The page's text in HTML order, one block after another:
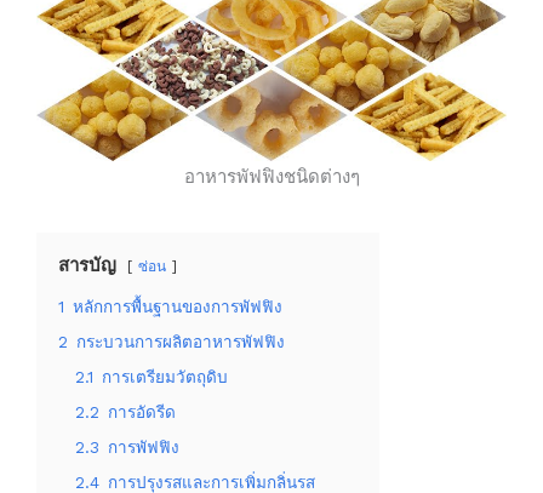
อาหารพัฟฟิงชนิดต่างๆ
สารบัญ ซ่อน
1 หลักการพื้นฐานของการพัฟฟิง
2 กระบวนการผลิตอาหารพัฟฟิง
2.1 การเตรียมวัตถุดิบ
2.2 การอัดรีด
2.3 การพัฟฟิง
2.4 การปรุงรสและการเพิ่มกลิ่นรส